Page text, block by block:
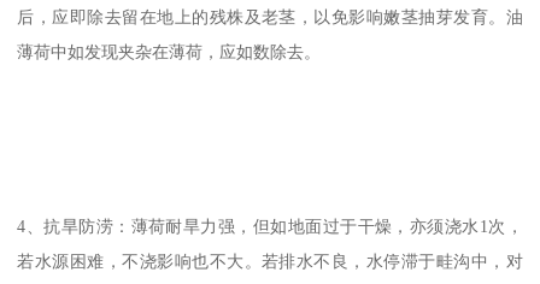
后，应即除去留在地上的残株及老茎，以免影响嫩茎抽芽发育。油
薄荷中如发现夹杂在薄荷，应如数除去。
4、抗旱防涝：薄荷耐旱力强，但如地面过于干燥，亦须浇水1次，
若水源困难，不浇影响也不大。若排水不良，水停滞于畦沟中，对